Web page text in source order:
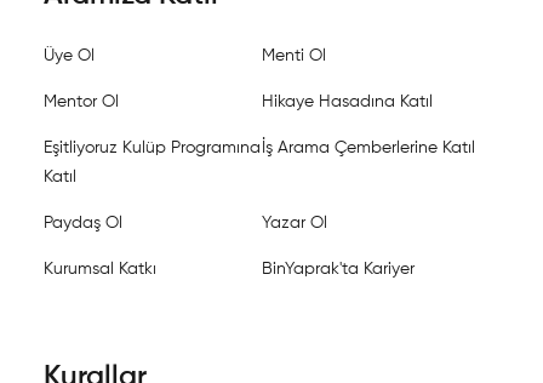
Üye Ol Menti Ol
Mentor Ol Hikaye Hasadına Katıl
Eşitliyoruz Kulüp Programına
Katıl
İş Arama Çemberlerine Katıl
Paydaş Ol Yazar Ol
Kurumsal Katkı BinYaprak'ta Kariyer
Kurallar